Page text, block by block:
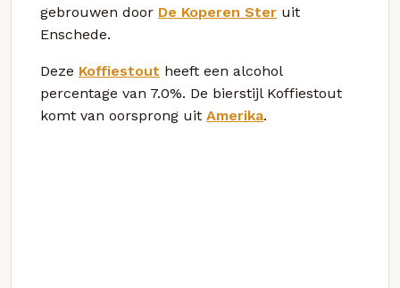
gebrouwen door De Koperen Ster uit
Enschede.
Deze Koffiestout heeft een alcohol
percentage van 7.0%. De bierstijl Koffiestout
komt van oorsprong uit Amerika.